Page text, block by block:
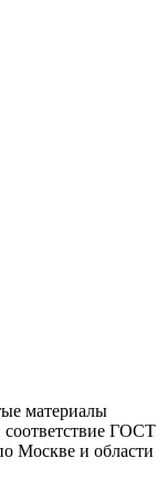
материалы
соответствие ГОСТ
Москве и области